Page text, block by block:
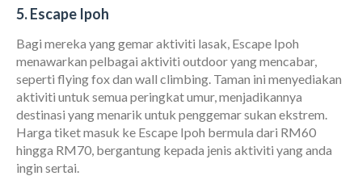
5. Escape Ipoh
Bagi mereka yang gemar aktiviti lasak, Escape Ipoh
menawarkan pelbagai aktiviti outdoor yang mencabar,
seperti flying fox dan wall climbing. Taman ini menyediakan
aktiviti untuk semua peringkat umur, menjadikannya
destinasi yang menarik untuk penggemar sukan ekstrem.
Harga tiket masuk ke Escape Ipoh bermula dari RM60
hingga RM70, bergantung kepada jenis aktiviti yang anda
ingin sertai.